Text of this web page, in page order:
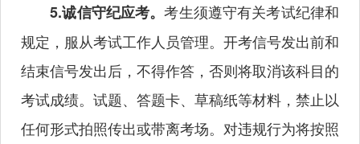
5.诚信守纪应考。考生须遵守有关考试纪律和
规定，服从考试工作人员管理。开考信号发出前和
结束信号发出后，不得作答，否则将取消该科目的
考试成绩。试题、答题卡、草稿纸等材料，禁止以
任何形式拍照传出或带离考场。对违规行为将按照